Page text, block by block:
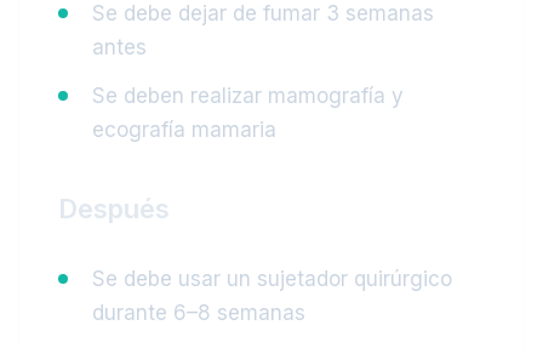
Se debe dejar de fumar 3 semanas
antes
Se deben realizar mamografía y
ecografía mamaria
Después
Se debe usar un sujetador quirúrgico
durante 6–8 semanas